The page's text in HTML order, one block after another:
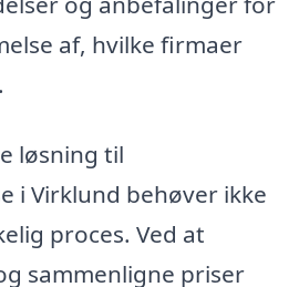
af, hvilke firmaer
løsning til
i Virklund behøver ikke
proces. Ved at
sammenligne priser